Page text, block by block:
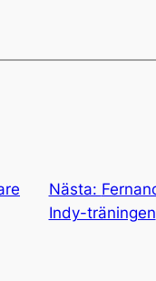
Nästa:
Indy-träningen